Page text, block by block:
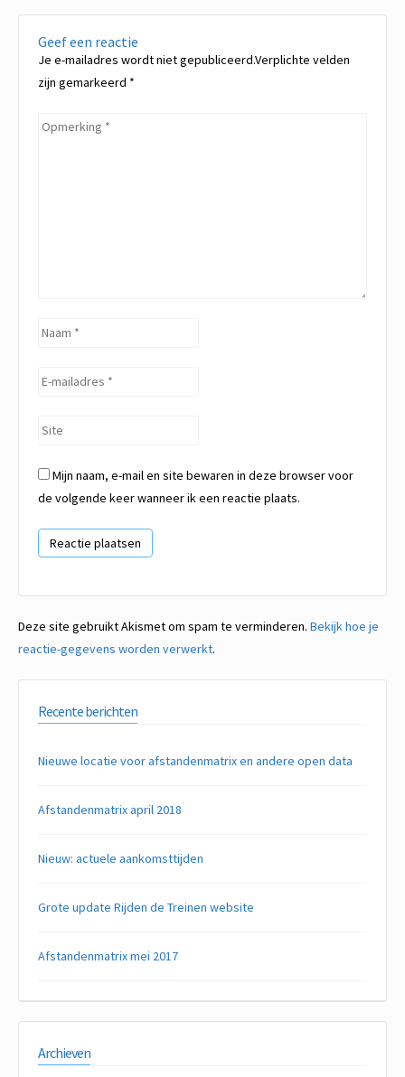
Geef een reactie
Je e-mailadres wordt niet gepubliceerd.Verplichte velden
zijn gemarkeerd *
Opmerking
Naam
E-
Site
Mijn naam, e-mail en site bewaren in deze browser voor
de volgende keer wanneer ik een reactie plaats.
Deze site gebruikt Akismet om spam te verminderen. Bekijk hoe je
reactie-gegevens worden verwerkt.
Recente berichten
Nieuwe locatie voor afstandenmatrix en andere open data
Afstandenmatrix april 2018
Nieuw: actuele aankomsttijden
Grote update Rijden de Treinen website
Afstandenmatrix mei 2017
Archieven